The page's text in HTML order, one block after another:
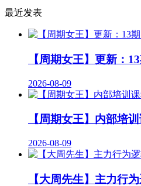
最近发表
【周期女王】更新：
2026-08-09
【周期女王】内部培
2026-08-09
【大周先生】主力行